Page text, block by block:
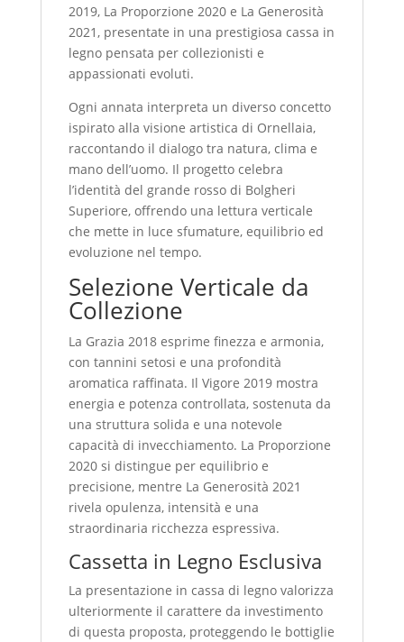
2019, La Proporzione 2020 e La Generosità
2021, presentate in una prestigiosa cassa in
legno pensata per collezionisti e
appassionati evoluti.
Ogni annata interpreta un diverso concetto
ispirato alla visione artistica di Ornellaia,
raccontando il dialogo tra natura, clima e
mano dell’uomo. Il progetto celebra
l’identità del grande rosso di Bolgheri
Superiore, offrendo una lettura verticale
che mette in luce sfumature, equilibrio ed
evoluzione nel tempo.
Selezione Verticale da
Collezione
La Grazia 2018 esprime finezza e armonia,
con tannini setosi e una profondità
aromatica raffinata. Il Vigore 2019 mostra
energia e potenza controllata, sostenuta da
una struttura solida e una notevole
capacità di invecchiamento. La Proporzione
2020 si distingue per equilibrio e
precisione, mentre La Generosità 2021
rivela opulenza, intensità e una
straordinaria ricchezza espressiva.
Cassetta in Legno Esclusiva
La presentazione in cassa di legno valorizza
ulteriormente il carattere da investimento
di questa proposta, proteggendo le bottiglie